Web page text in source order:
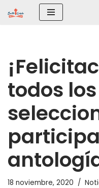
todos
18 noviembre, 2020